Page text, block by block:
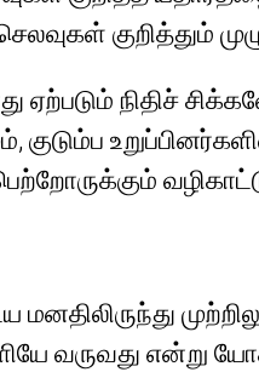
குறித்தும்
ஏற்படும் நிதிச்
வருவது என்று